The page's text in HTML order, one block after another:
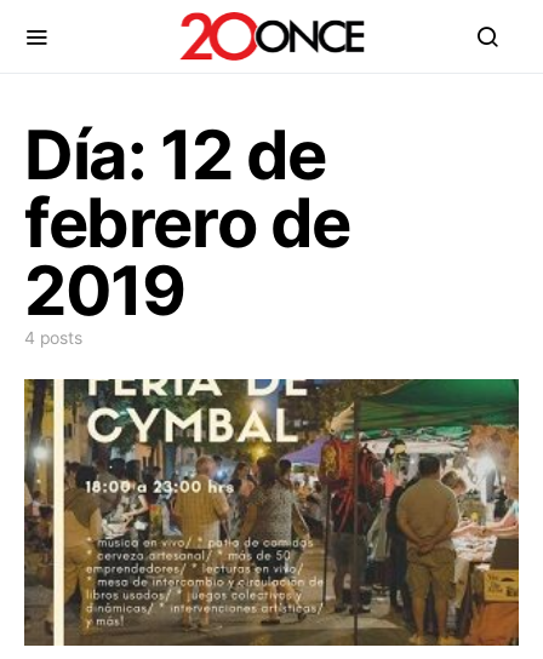
Día: 12 de
febrero de
2019
4 posts